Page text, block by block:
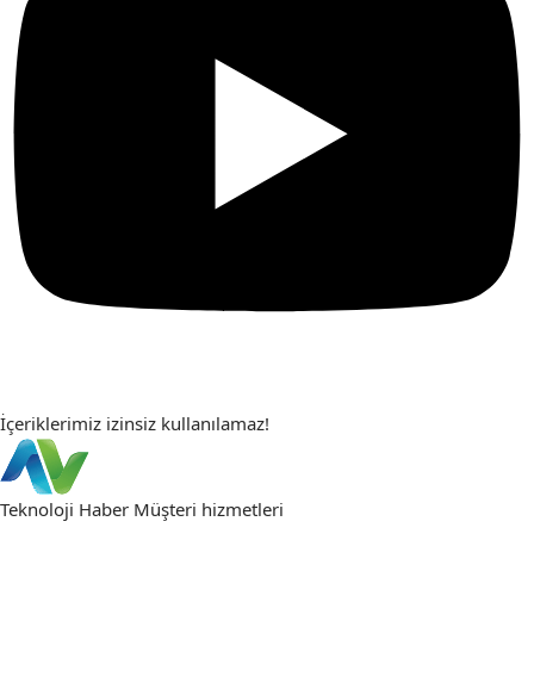
İçeriklerimiz izinsiz kullanılamaz!
Teknoloji Haber Müşteri hizmetleri